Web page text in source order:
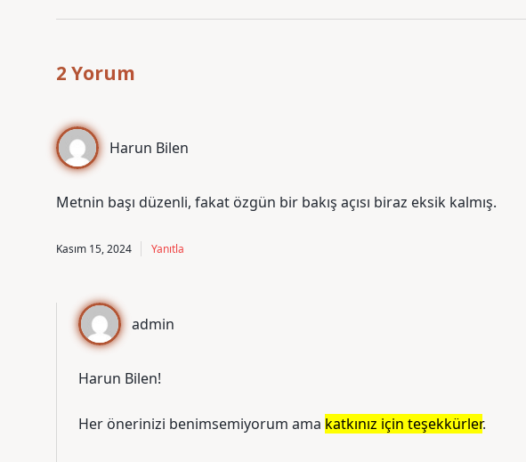
2 Yorum
Harun Bilen
Metnin başı düzenli, fakat özgün bir bakış açısı biraz eksik kalmış.
Kasım 15, 2024 Yanıtla
admin
Harun Bilen!
Her önerinizi benimsemiyorum ama katkınız için teşekkürler.